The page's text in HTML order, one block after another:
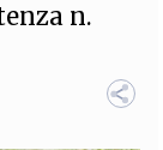
n.